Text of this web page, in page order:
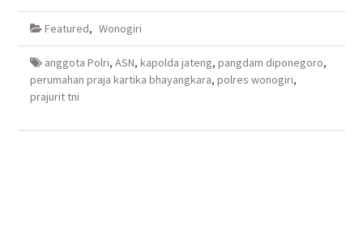
Facebook(Membuka
jendela
baru)
Twitter(Membuka
jendela
baru)
Google+
di
jendela
yang
baru)
WhatsApp(Membuka
baru)
Featured, Wonogiri
anggota Polri, ASN, kapolda jateng, pangdam diponegoro,
perumahan praja kartika bhayangkara, polres wonogiri,
prajurit tni